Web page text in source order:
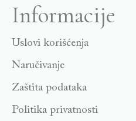
Informacije
Uslovi korišćenja
Naručivanje
Zaštita podataka
Politika privatnosti